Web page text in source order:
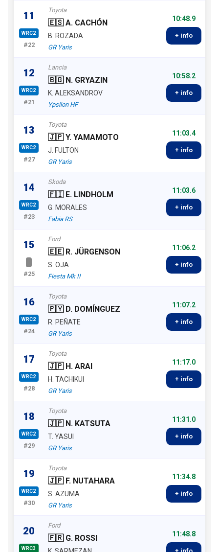
11
WRC2
#22
Toyota
🇪🇸 A. CACHÓN
B. ROZADA
GR Yaris
10:48.9
+ info
12
WRC2
#21
Lancia
🇧🇬 N. GRYAZIN
K. ALEKSANDROV
Ypsilon HF
10:58.2
+ info
13
WRC2
#27
Toyota
🇯🇵 Y. YAMAMOTO
J. FULTON
GR Yaris
11:03.4
+ info
14
WRC2
#23
Skoda
🇫🇮 E. LINDHOLM
G. MORALES
Fabia RS
11:03.6
+ info
15
#25
Ford
🇪🇪 R. JÜRGENSON
S. OJA
Fiesta Mk II
11:06.2
+ info
16
WRC2
#24
Toyota
🇵🇾 D. DOMÍNGUEZ
R. PEÑATE
GR Yaris
11:07.2
+ info
17
WRC2
#28
Toyota
🇯🇵 H. ARAI
H. TACHIKUI
GR Yaris
11:17.0
+ info
18
WRC2
#29
Toyota
🇯🇵 N. KATSUTA
T. YASUI
GR Yaris
11:31.0
+ info
19
WRC2
#30
Toyota
🇯🇵 F. NUTAHARA
S. AZUMA
GR Yaris
11:34.8
+ info
20
WRC3
Ford
🇫🇷 G. ROSSI 11:48.8